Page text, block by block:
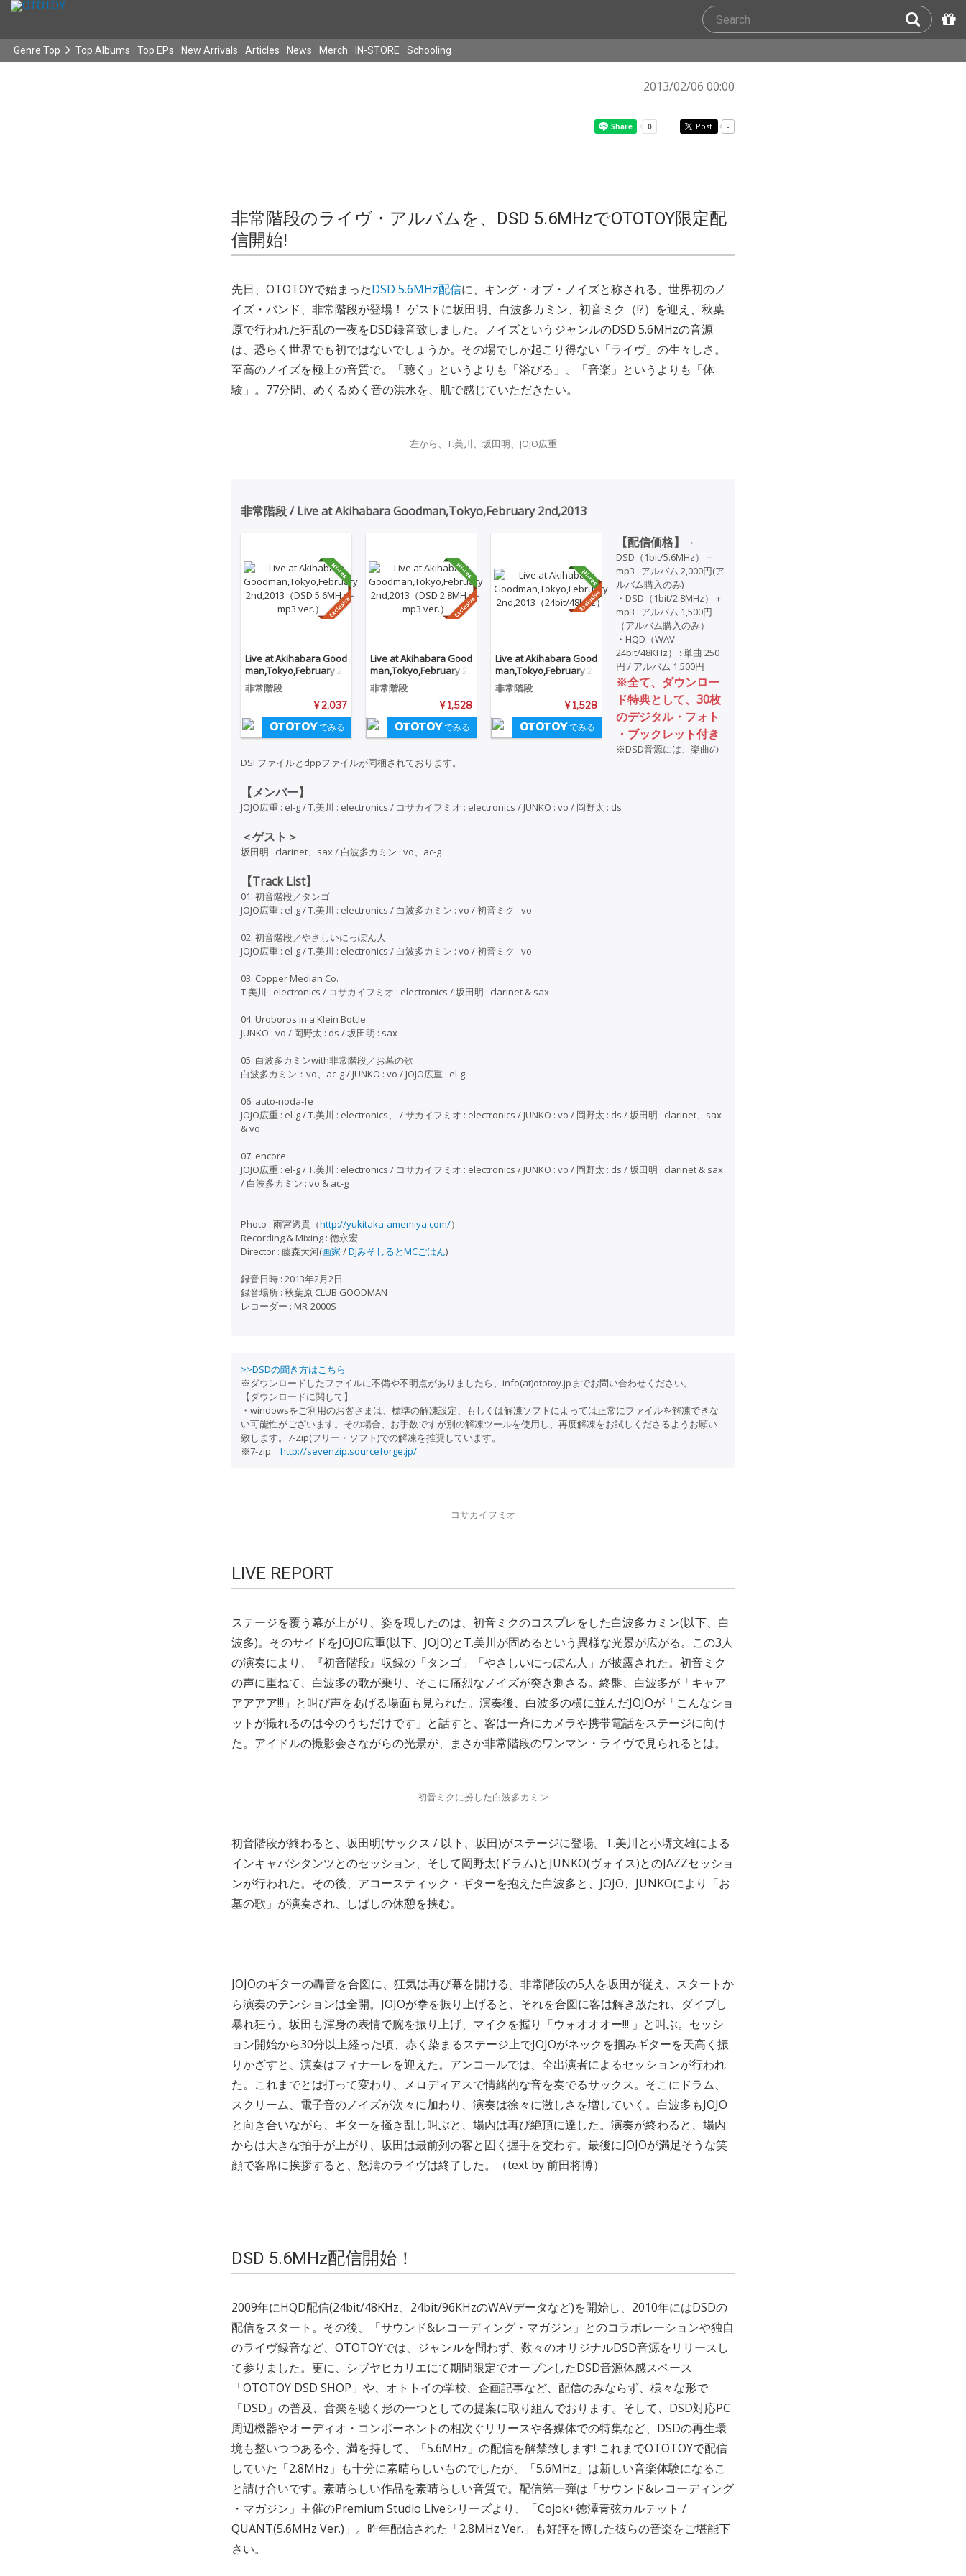
Genre Top Top Albums Top EPs New Arrivals Articles News Merch IN-STORE Schooling
2013/02/06 00:00
Post -
非常階段のライヴ・アルバムを、DSD 5.6MHzでOTOTOY限定配
信開始!
先日、OTOTOYで始まったDSD 5.6MHz配信に、キング・オブ・ノイズと称される、世界初のノ
イズ・バンド、非常階段が登場！ ゲストに坂田明、白波多カミン、初音ミク（!?）を迎え、秋葉
原で行われた狂乱の一夜をDSD録音致しました。ノイズというジャンルのDSD 5.6MHzの音源
は、恐らく世界でも初ではないでしょうか。その場でしか起こり得ない「ライヴ」の生々しさ。
至高のノイズを極上の音質で。「聴く」というよりも「浴びる」、「音楽」というよりも「体
験」。77分間、めくるめく音の洪水を、肌で感じていただきたい。
左から、T.美川、坂田明、JOJO広重
非常階段 / Live at Akihabara Goodman,Tokyo,February 2nd,2013
Live at Akihabara Good
man,Tokyo,February 2
nd,2013（DSD 5.6MHz
＋mp3 ver.）
非常階段
¥ 2,037
でみる
Live at Akihabara Good
man,Tokyo,February 2
nd,2013（DSD 2.8MHz
＋mp3 ver.）
非常階段
¥ 1,528
でみる
Live at Akihabara Good
man,Tokyo,February 2
nd,2013（24bit/48kH
z）
非常階段
¥ 1,528
でみる
【配信価格】
・
DSD（1bit/5.6MHz）＋
mp3 : アルバム 2,000円(ア
ルバム購入のみ)
・DSD（1bit/2.8MHz）＋
mp3 : アルバム 1,500円
（アルバム購入のみ）
・HQD（WAV
24bit/48KHz） : 単曲 250
円 / アルバム 1,500円
※全て、ダウンロー
ド特典として、30枚
のデジタル・フォト
・ブックレット付き
※DSD音源には、楽曲の
DSFファイルとdppファイルが同梱されております。
【メンバー】
JOJO広重 : el-g / T.美川 : electronics / コサカイフミオ : electronics / JUNKO : vo / 岡野太 : ds
＜ゲスト＞
坂田明 : clarinet、sax / 白波多カミン : vo、ac-g
【Track List】
01. 初音階段／タンゴ
JOJO広重 : el-g / T.美川 : electronics / 白波多カミン : vo / 初音ミク : vo
02. 初音階段／やさしいにっぽん人
JOJO広重 : el-g / T.美川 : electronics / 白波多カミン : vo / 初音ミク : vo
03. Copper Median Co.
T.美川 : electronics / コサカイフミオ : electronics / 坂田明 : clarinet & sax
04. Uroboros in a Klein Bottle
JUNKO : vo / 岡野太 : ds / 坂田明 : sax
05. 白波多カミンwith非常階段／お墓の歌
白波多カミン：vo、ac-g / JUNKO : vo / JOJO広重 : el-g
06. auto-noda-fe
JOJO広重 : el-g / T.美川 : electronics、 / サカイフミオ : electronics / JUNKO : vo / 岡野太 : ds / 坂田明 : clarinet、sax
& vo
07. encore
JOJO広重 : el-g / T.美川 : electronics / コサカイフミオ : electronics / JUNKO : vo / 岡野太 : ds / 坂田明 : clarinet & sax
/ 白波多カミン : vo & ac-g
Photo : 雨宮透貴（http://yukitaka-amemiya.com/）
Recording & Mixing : 徳永宏
Director : 藤森大河(画家 /DJみそしるとMCごはん)
録音日時 : 2013年2月2日
録音場所 : 秋葉原 CLUB GOODMAN
レコーダー : MR-2000S
>>DSDの聞き方はこちら
※ダウンロードしたファイルに不備や不明点がありましたら、info(at)ototoy.jpまでお問い合わせください。
【ダウンロードに関して】
・windowsをご利用のお客さまは、標準の解凍設定、もしくは解凍ソフトによっては正常にファイルを解凍できな
い可能性がございます。その場合、お手数ですが別の解凍ツールを使用し、再度解凍をお試しくださるようお願い
致します。7-Zip(フリー・ソフト)での解凍を推奨しています。
※7-zip http://sevenzip.sourceforge.jp/
コサカイフミオ
LIVE REPORT
ステージを覆う幕が上がり、姿を現したのは、初音ミクのコスプレをした白波多カミン(以下、白
波多)。そのサイドをJOJO広重(以下、JOJO)とT.美川が固めるという異様な光景が広がる。この3人
の演奏により、『初音階段』収録の「タンゴ」「やさしいにっぽん人」が披露された。初音ミク
の声に重ねて、白波多の歌が乗り、そこに痛烈なノイズが突き刺さる。終盤、白波多が「キャア
アアアア!!!」と叫び声をあげる場面も見られた。演奏後、白波多の横に並んだJOJOが「こんなショ
ットが撮れるのは今のうちだけです」と話すと、客は一斉にカメラや携帯電話をステージに向け
た。アイドルの撮影会さながらの光景が、まさか非常階段のワンマン・ライヴで見られるとは。
初音ミクに扮した白波多カミン
初音階段が終わると、坂田明(サックス / 以下、坂田)がステージに登場。T.美川と小堺文雄による
インキャパシタンツとのセッション、そして岡野太(ドラム)とJUNKO(ヴォイス)とのJAZZセッショ
ンが行われた。その後、アコースティック・ギターを抱えた白波多と、JOJO、JUNKOにより「お
墓の歌」が演奏され、しばしの休憩を挟む。
JOJOのギターの轟音を合図に、狂気は再び幕を開ける。非常階段の5人を坂田が従え、スタートか
ら演奏のテンションは全開。JOJOが拳を振り上げると、それを合図に客は解き放たれ、ダイブし
暴れ狂う。坂田も渾身の表情で腕を振り上げ、マイクを握り「ウォオオオー!!! 」と叫ぶ。セッシ
ョン開始から30分以上経った頃、赤く染まるステージ上でJOJOがネックを掴みギターを天高く振
りかざすと、演奏はフィナーレを迎えた。アンコールでは、全出演者によるセッションが行われ
た。これまでとは打って変わり、メロディアスで情緒的な音を奏でるサックス。そこにドラム、
スクリーム、電子音のノイズが次々に加わり、演奏は徐々に激しさを増していく。白波多もJOJO
と向き合いながら、ギターを掻き乱し叫ぶと、場内は再び絶頂に達した。演奏が終わると、場内
からは大きな拍手が上がり、坂田は最前列の客と固く握手を交わす。最後にJOJOが満足そうな笑
顔で客席に挨拶すると、怒濤のライヴは終了した。（text by 前田将博）
DSD 5.6MHz配信開始！
2009年にHQD配信(24bit/48KHz、24bit/96KHzのWAVデータなど)を開始し、2010年にはDSDの
配信をスタート。その後、「サウンド&レコーディング・マガジン」とのコラボレーションや独自
のライヴ録音など、OTOTOYでは、ジャンルを問わず、数々のオリジナルDSD音源をリリースし
て参りました。更に、シブヤヒカリエにて期間限定でオープンしたDSD音源体感スペース
「OTOTOY DSD SHOP」や、オトトイの学校、企画記事など、配信のみならず、様々な形で
「DSD」の普及、音楽を聴く形の一つとしての提案に取り組んでおります。そして、DSD対応PC
周辺機器やオーディオ・コンポーネントの相次ぐリリースや各媒体での特集など、DSDの再生環
境も整いつつある今、満を持して、「5.6MHz」の配信を解禁致します! これまでOTOTOYで配信
していた「2.8MHz」も十分に素晴らしいものでしたが、「5.6MHz」は新しい音楽体験になるこ
と請け合いです。素晴らしい作品を素晴らしい音質で。配信第一弾は「サウンド&レコーディング
・マガジン」主催のPremium Studio Liveシリーズより、「Cojok+徳澤青弦カルテット /
QUANT(5.6MHz Ver.)」。昨年配信された「2.8MHz Ver.」も好評を博した彼らの音楽をご堪能下
さい。